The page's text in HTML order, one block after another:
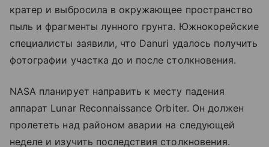
кратер и выбросила в окружающее пространство
пыль и фрагменты лунного грунта. Южнокорейские
специалисты заявили, что Danuri удалось получить
фотографии участка до и после столкновения.
NASA планирует направить к месту падения
аппарат Lunar Reconnaissance Orbiter. Он должен
пролететь над районом аварии на следующей
неделе и изучить последствия столкновения.